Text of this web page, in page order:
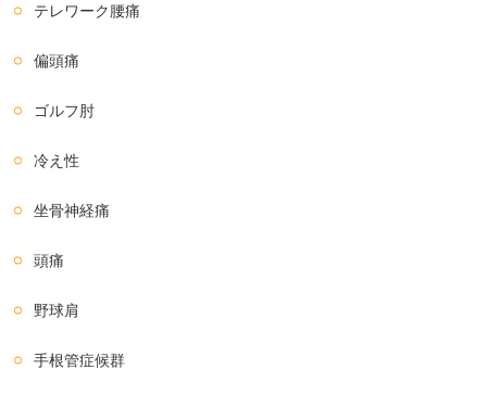
テレワーク腰痛
偏頭痛
ゴルフ肘
冷え性
坐骨神経痛
頭痛
野球肩
手根管症候群